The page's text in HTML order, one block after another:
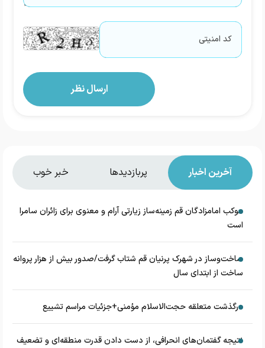
آخرین اخبار پربازدیدها خبر خوب
موکب امامزادگان قم زمینه‌ساز زیارتی آرام و معنوی برای زائران سامرا
است
ساخت‌وساز در شهرک پرنیان قم شتاب گرفت/صدور بیش از هزار پروانه
ساخت از ابتدای سال
درگذشت متعلقه حجت‌الاسلام مؤمنی+جزئیات مراسم تشییع
نتیجه گفتمان‌های انحرافی، از دست دادن قدرت منطقه‌ای و تضعیف